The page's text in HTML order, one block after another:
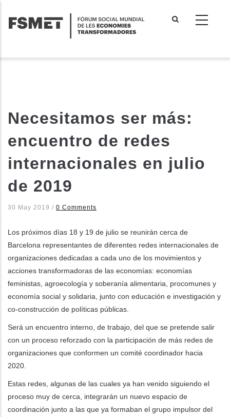
contingut
accions addicionals
Necesitamos ser más:
encuentro de redes
internacionales en julio
de 2019
30 May 2019 / 0 Comments
Los próximos días 18 y 19 de julio se reunirán cerca de
Barcelona representantes de diferentes redes internacionales de
organizaciones dedicadas a cada uno de los movimientos y
acciones transformadoras de las economías: economías
feministas, agroecología y soberanía alimentaria, procomunes y
economía social y solidaria, junto con educación e investigación y
co-construcción de políticas públicas.
Será un encuentro interno, de trabajo, del que se pretende salir
con un proceso reforzado con la participación de más redes de
organizaciones que conformen un comité coordinador hacia
2020.
Estas redes, algunas de las cuales ya han venido siguiendo el
proceso muy de cerca, integrarán un nuevo espacio de
coordinación junto a las que ya formaban el grupo impulsor del